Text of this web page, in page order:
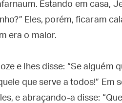
Estando em casa,
Eles, porém, ficaram
era o maior.
e lhes disse: “Se alguém
que serve a todos!” Em
e abraçando-a disse: